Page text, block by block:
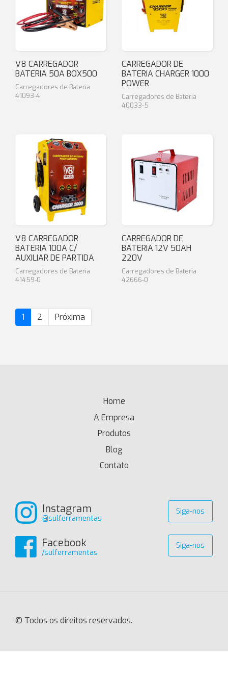
V8 CARREGADOR
BATERIA 50A BOX500
Carregadores de Bateria
41093-4
CARREGADOR DE
BATERIA CHARGER 1000
POWER
Carregadores de Bateria
40033-5
V8 CARREGADOR
BATERIA 100A C/
AUXILIAR DE PARTIDA
Carregadores de Bateria
41459-0
CARREGADOR DE
BATERIA 12V 50AH
220V
Carregadores de Bateria
42666-0
1 2 Próxima
Home
A Empresa
Produtos
Blog
Contato
Instagram
@sulferramentas
Siga-nos
Facebook
/sulferramentas
Siga-nos
© Todos os direitos reservados.